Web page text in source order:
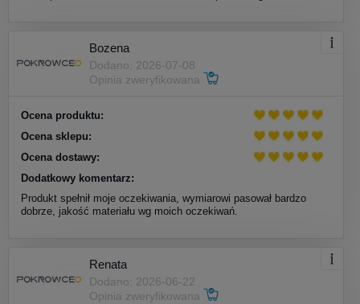
Bozena
Dodano: 2026-07-08
Opinia zweryfikowana
Ocena produktu:
Ocena sklepu:
Ocena dostawy:
Dodatkowy komentarz:
Produkt spełnił moje oczekiwania, wymiarowi pasował bardzo
dobrze, jakość materiału wg moich oczekiwań.
Renata
Dodano: 2026-06-22
Opinia zweryfikowana